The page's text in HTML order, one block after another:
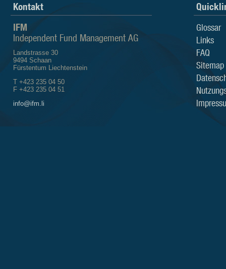
Kontakt
IFM
Independent Fund Management AG
Landstrasse 30
9494 Schaan
Fürstentum Liechtenstein
T +423 235 04 50
F +423 235 04 51
info@ifm.li
Glossar
Links
FAQ
Sitemap